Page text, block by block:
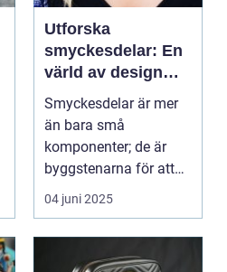
Utforska
smyckesdelar: En
värld av design
och kreativitet
Smyckesdelar är mer
än bara små
komponenter; de är
byggstenarna för att
sk...
04 juni 2025